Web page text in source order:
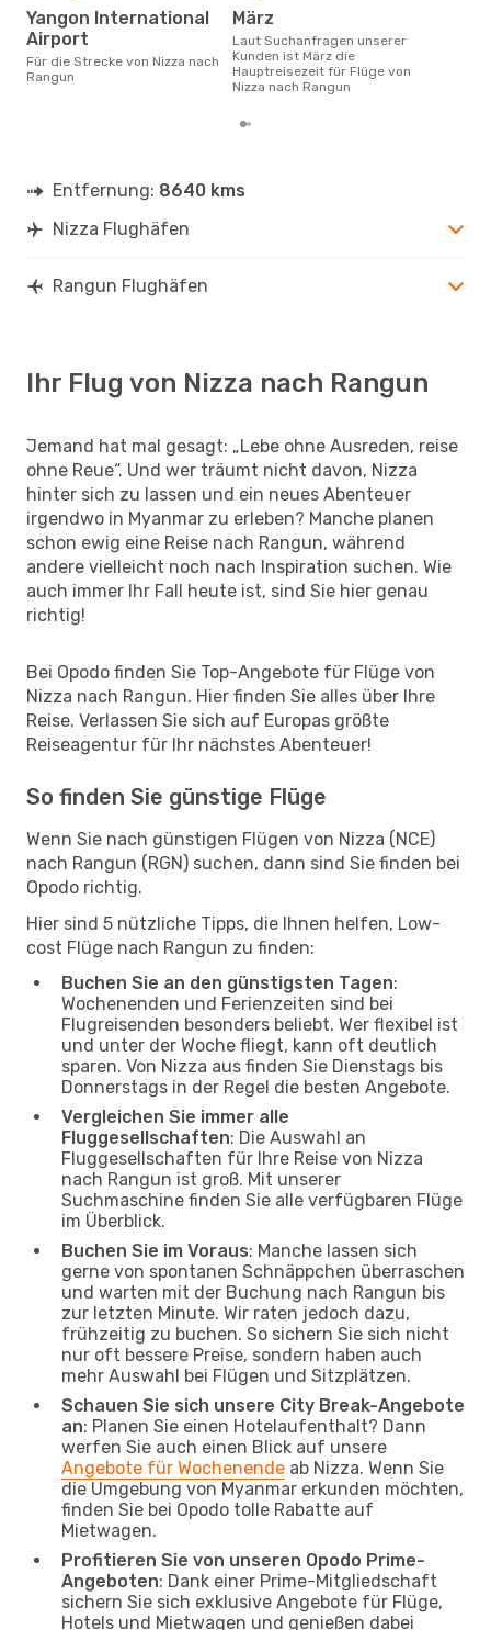
Yangon International
Airport
Für die Strecke von Nizza nach
Rangun
März
Laut Suchanfragen unserer
Kunden ist März die
Hauptreisezeit für Flüge von
Nizza nach Rangun
Entfernung: 8640 kms
Nizza Flughäfen
Rangun Flughäfen
Ihr Flug von Nizza nach Rangun
Jemand hat mal gesagt: „Lebe ohne Ausreden, reise
ohne Reue“. Und wer träumt nicht davon, Nizza
hinter sich zu lassen und ein neues Abenteuer
irgendwo in Myanmar zu erleben? Manche planen
schon ewig eine Reise nach Rangun, während
andere vielleicht noch nach Inspiration suchen. Wie
auch immer Ihr Fall heute ist, sind Sie hier genau
richtig!
Bei Opodo finden Sie Top-Angebote für Flüge von
Nizza nach Rangun. Hier finden Sie alles über Ihre
Reise. Verlassen Sie sich auf Europas größte
Reiseagentur für Ihr nächstes Abenteuer!
So finden Sie günstige Flüge
Wenn Sie nach günstigen Flügen von Nizza (NCE)
nach Rangun (RGN) suchen, dann sind Sie finden bei
Opodo richtig.
Hier sind 5 nützliche Tipps, die Ihnen helfen, Low-
cost Flüge nach Rangun zu finden:
Buchen Sie an den günstigsten Tagen:
Wochenenden und Ferienzeiten sind bei
Flugreisenden besonders beliebt. Wer flexibel ist
und unter der Woche fliegt, kann oft deutlich
sparen. Von Nizza aus finden Sie Dienstags bis
Donnerstags in der Regel die besten Angebote.
Vergleichen Sie immer alle
Fluggesellschaften: Die Auswahl an
Fluggesellschaften für Ihre Reise von Nizza
nach Rangun ist groß. Mit unserer
Suchmaschine finden Sie alle verfügbaren Flüge
im Überblick.
Buchen Sie im Voraus: Manche lassen sich
gerne von spontanen Schnäppchen überraschen
und warten mit der Buchung nach Rangun bis
zur letzten Minute. Wir raten jedoch dazu,
frühzeitig zu buchen. So sichern Sie sich nicht
nur oft bessere Preise, sondern haben auch
mehr Auswahl bei Flügen und Sitzplätzen.
Schauen Sie sich unsere City Break-Angebote
an: Planen Sie einen Hotelaufenthalt? Dann
werfen Sie auch einen Blick auf unsere
Angebote für Wochenende ab Nizza. Wenn Sie
die Umgebung von Myanmar erkunden möchten,
finden Sie bei Opodo tolle Rabatte auf
Mietwagen.
Profitieren Sie von unseren Opodo Prime-
Angeboten: Dank einer Prime-Mitgliedschaft
sichern Sie sich exklusive Angebote für Flüge,
Hotels und Mietwagen und genießen dabei